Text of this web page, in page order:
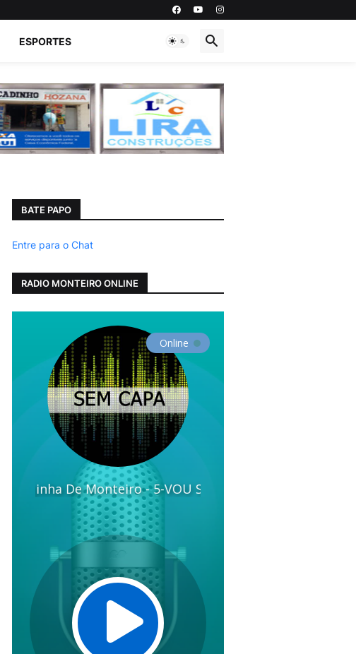
ESPORTES
BATE PAPO
Entre para o Chat
RADIO MONTEIRO ONLINE